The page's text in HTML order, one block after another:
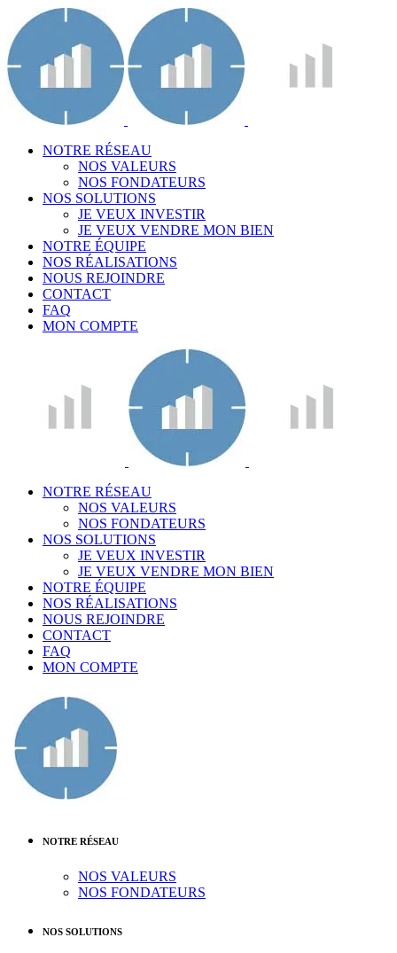
NOTRE RÉSEAU
NOS VALEURS
NOS FONDATEURS
NOS SOLUTIONS
JE VEUX INVESTIR
JE VEUX VENDRE MON BIEN
NOTRE ÉQUIPE
NOS RÉALISATIONS
NOUS REJOINDRE
CONTACT
FAQ
MON COMPTE
NOTRE RÉSEAU
NOS VALEURS
NOS FONDATEURS
NOS SOLUTIONS
JE VEUX INVESTIR
JE VEUX VENDRE MON BIEN
NOTRE ÉQUIPE
NOS RÉALISATIONS
NOUS REJOINDRE
CONTACT
FAQ
MON COMPTE
NOTRE RÉSEAU
NOS VALEURS
NOS FONDATEURS
NOS SOLUTIONS